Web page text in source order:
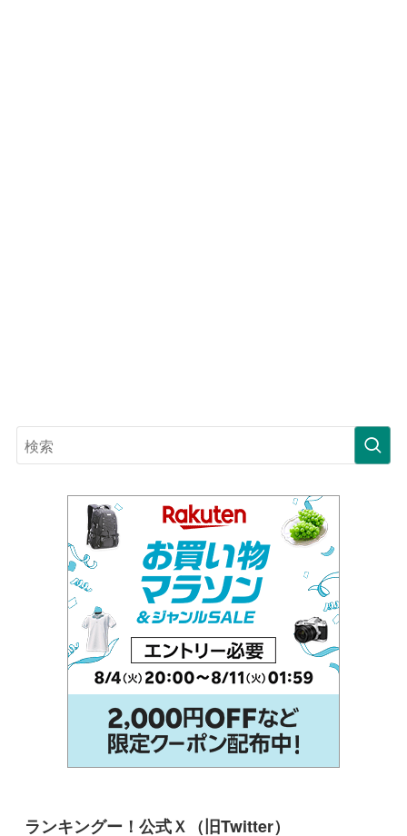
ランキングー！公式Ｘ（旧Twitter）